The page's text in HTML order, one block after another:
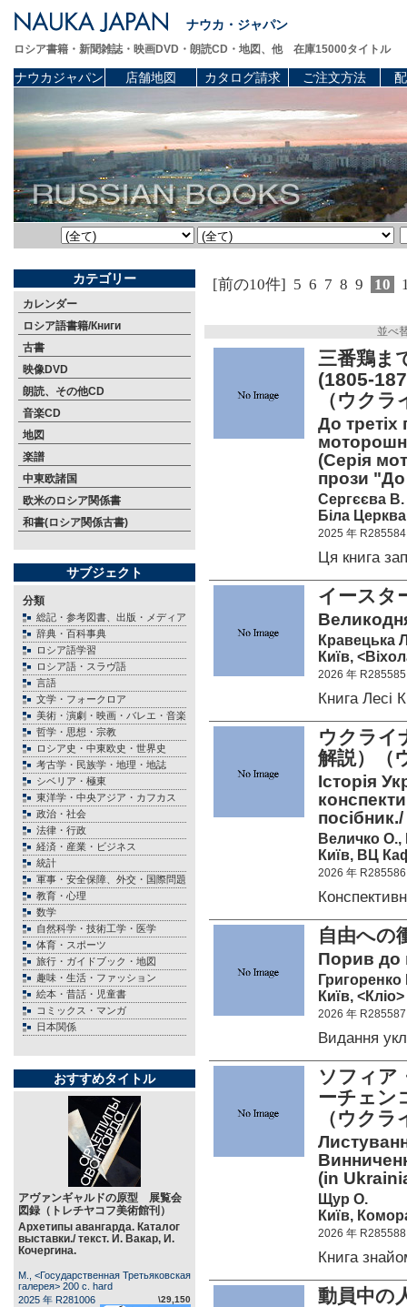
ナウカ・ジャパン
ロシア書籍・新聞雑誌・映画DVD・朗読CD・地図、他 在庫15000タイトル
ナウカジャパン 店舗地図 カタログ請求 ご注文方法
カテゴリー
カレンダー
ロシア語書籍/Книги
古書
映像DVD
朗読、その他CD
音楽CD
地図
楽譜
中東欧諸国
欧米のロシア関係書
和書(ロシア関係古書)
サブジェクト
分類
総記・参考図書、出版・メディア
辞典・百科事典
ロシア語学習
ロシア語・スラヴ語
言語
文学・フォークロア
美術・演劇・映画・バレエ・音楽
哲学・思想・宗教
ロシア史・中東欧史・世界史
考古学・民族学・地理・地誌
シベリア・極東
東洋学・中央アジア・カフカス
政治・社会
法律・行政
経済・産業・ビジネス
統計
軍事・安全保障、外交・国際問題
教育・心理
数学
自然科学・技術工学・医学
体育・スポーツ
旅行・ガイドブック・地図
趣味・生活・ファッション
絵本・昔話・児童書
コミックス・マンガ
日本関係
おすすめタイトル
アヴァンギャルドの原型 展覧会
図録（トレチヤコフ美術館刊）
Архетипы авангарда. Каталог
выставки./ текст. И. Вакар, И.
Кочергина.
М., <Государственная Третьяковская
галерея> 200 c. hard
2025 年 R281006
\29,150
[前の10件] 5 6 7 8 9 10
並べ
三番鶏ま
(1805-
（ウクラ
До третіх
(Серія
прози "До
Сергєєва В.
Біла
2025 年 R285584
Ця книга
イースタ
Кравецька
Київ,
2026 年 R285585
Книга Лесі
ウクライ
解説）
Історія
Величко О.,
Київ, ВЦ
2026 年 R285586
自由へ
Порив до
Київ,
2026 年 R285587
Видання
ソフィア
ーチェン
（ウク
(in
Щур О.
Київ,
2026 年 R285588
Книга
動員中の